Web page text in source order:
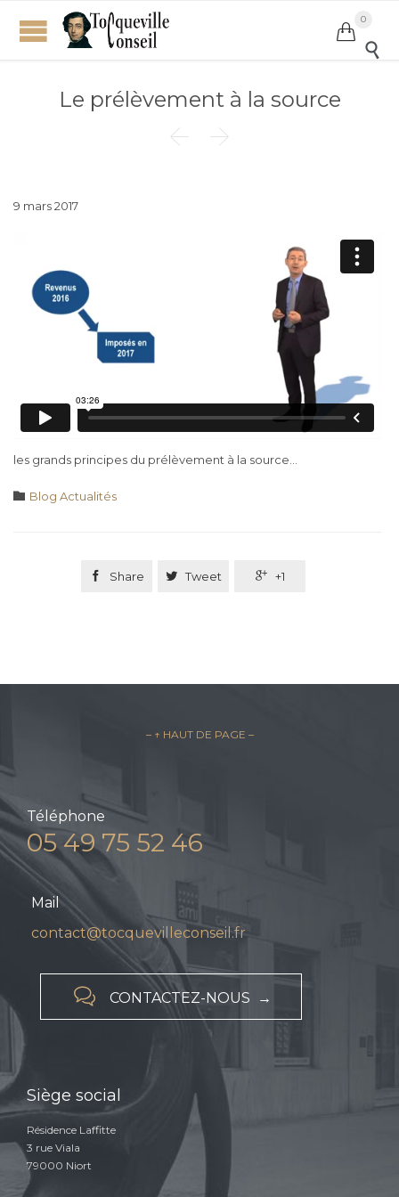

0

Le prélèvement à la source
 
9 mars 2017
les grands principes du prélèvement à la source…
 Category
Blog Actualités
 Share  Tweet  +1
– ↑ HAUT DE PAGE –
Téléphone
05 49 75 52 46
Mail
contact@tocquevilleconseil.fr
 CONTACTEZ-NOUS →
Siège social
Résidence Laffitte
3 rue Viala
79000 Niort